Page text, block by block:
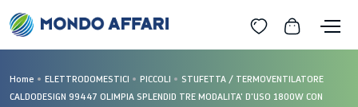
Home ELETTRODOMESTICI PICCOLI
STUFETTA / TERMOVENTILATORE
CALDODESIGN 99447 OLIMPIA SPLENDID TRE MODALITA' D'USO 1800W CON